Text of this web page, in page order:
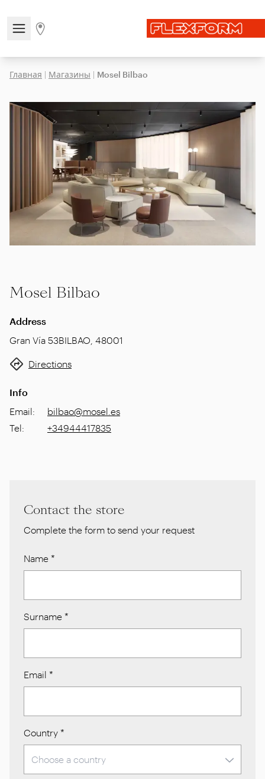
Open/close the navigation menu
Go to stores page
Главная | Магазины | Mosel Bilbao
Mosel Bilbao
Address
Gran Vía 53BILBAO 48001
Directions
Info
Email:
bilbao@mosel.es
Tel: +34944417835
Contact the store
Complete the form to send your request
Name *
Surname *
Email *
Country *